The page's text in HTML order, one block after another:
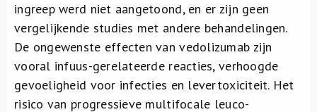
ingreep werd niet aangetoond, en er zijn geen
vergelijkende studies met andere behandelingen.
De ongewenste effecten van vedolizumab zijn
vooral infuus-gerelateerde reacties, verhoogde
gevoeligheid voor infecties en levertoxiciteit. Het
risico van progressieve multifocale leuco-